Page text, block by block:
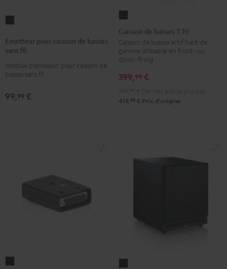
caisson
basses
fil
Emetteur pour caisson de basses
sans fil
Module d’émission pour caisson de
basses sans fil
99,99 €
basses
T
10
Noir
Caisson de basses T 10
Caisson de basses actif haut de
gamme utilisable en front- ou
down-firing
399,99 €
419, 99 € Prix d'origine